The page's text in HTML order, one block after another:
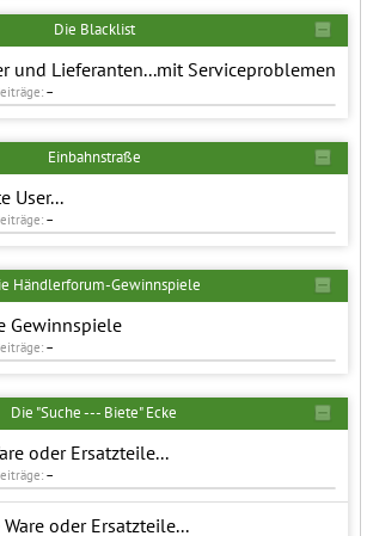
Die Blacklist
und Lieferanten...mit Serviceproblemen
–
Einbahnstraße
User...
–
Händlerforum-Gewinnspiele
Gewinnspiele
–
Die "Suche --- Biete" Ecke
oder Ersatzteile...
–
oder Ersatzteile...